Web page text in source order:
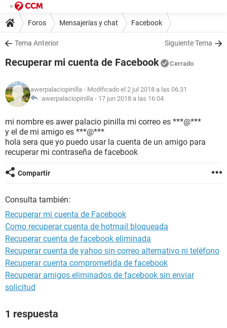
Foros Mensajerías y chat Facebook
Tema Anterior Siguiente Tema
Recuperar mi cuenta de Facebook Cerrado
awerpalaciopinilla - Modificado el 2 jul 2018 a las 06:31
awerpalaciopinilla - 17 jun 2018 a las 16:04
mi nombre es awer palacio pinilla mi correo es ***@***
y el de mi amigo es ***@***
hola sera que yo puedo usar la cuenta de un amigo para
recuperar mi contraseña de facebook
Compartir
Consulta también:
Recuperar mi cuenta de Facebook
Como recuperar cuenta de hotmail bloqueada
Recuperar cuenta de facebook eliminada
Recuperar cuenta de yahoo sin correo alternativo ni teléfono
Recuperar cuenta comprometida de facebook
Recuperar amigos eliminados de facebook sin enviar
solicitud
1 respuesta